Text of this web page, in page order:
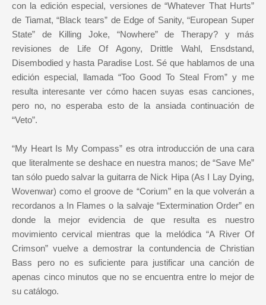
con la edición especial, versiones de “Whatever That Hurts”
de Tiamat, “Black tears” de Edge of Sanity, “European Super
State” de Killing Joke, “Nowhere” de Therapy? y más
revisiones de Life Of Agony, Drittle Wahl, Ensdstand,
Disembodied y hasta Paradise Lost. Sé que hablamos de una
edición especial, llamada “Too Good To Steal From” y me
resulta interesante ver cómo hacen suyas esas canciones,
pero no, no esperaba esto de la ansiada continuación de
“Veto”.
“My Heart Is My Compass” es otra introducción de una cara
que literalmente se deshace en nuestra manos; de “Save Me”
tan sólo puedo salvar la guitarra de Nick Hipa (As I Lay Dying,
Wovenwar) como el groove de “Corium” en la que volverán a
recordanos a In Flames o la salvaje “Extermination Order” en
donde la mejor evidencia de que resulta es nuestro
movimiento cervical mientras que la melódica “A River Of
Crimson” vuelve a demostrar la contundencia de Christian
Bass pero no es suficiente para justificar una canción de
apenas cinco minutos que no se encuentra entre lo mejor de
su catálogo.